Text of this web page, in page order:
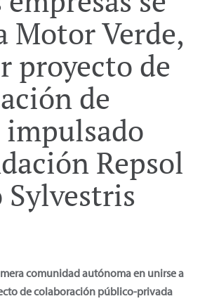
Motor Verde,
proyecto de
de
impulsado
Repsol
Sylvestris
comunidad autónoma en unirse a
de colaboración público-privada